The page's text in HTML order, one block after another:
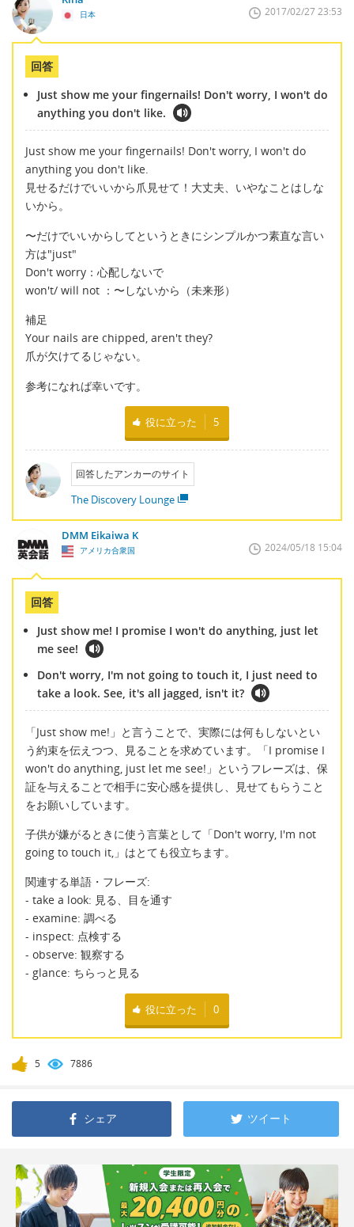
日本 2017/02/27 23:53
回答
Just show me your fingernails! Don't worry, I won't do
anything you don't like.
Just show me your fingernails! Don't worry, I won't do
anything you don't like.
見せるだけでいいから爪見せて！大丈夫、いやなことはしな
いから。
〜だけでいいからしてというときにシンプルかつ素直な言い
方は"just"
Don't worry：心配しないで
won't/ will not ：〜しないから（未来形）
補足
Your nails are chipped, aren't they?
爪が欠けてるじゃない。
参考になれば幸いです。
役に立った 5
回答したアンカーのサイト
The Discovery Lounge
DMM Eikaiwa K
アメリカ合衆国 2024/05/18 15:04
回答
Just show me! I promise I won't do anything, just let
me see!
Don't worry, I'm not going to touch it, I just need to
take a look. See, it's all jagged, isn't it?
「Just show me!」と言うことで、実際には何もしないとい
う約束を伝えつつ、見ることを求めています。「I promise I
won't do anything, just let me see!」というフレーズは、保
証を与えることで相手に安心感を提供し、見せてもらうこと
をお願いしています。
子供が嫌がるときに使う言葉として「Don't worry, I'm not
going to touch it,」はとても役立ちます。
関連する単語・フレーズ:
- take a look: 見る、目を通す
- examine: 調べる
- inspect: 点検する
- observe: 観察する
- glance: ちらっと見る
役に立った 0
5 7886
シェア ツイート